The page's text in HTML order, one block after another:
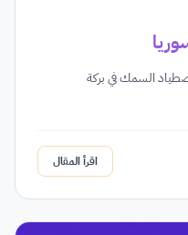
السمك في بركة
اقرأ المقال